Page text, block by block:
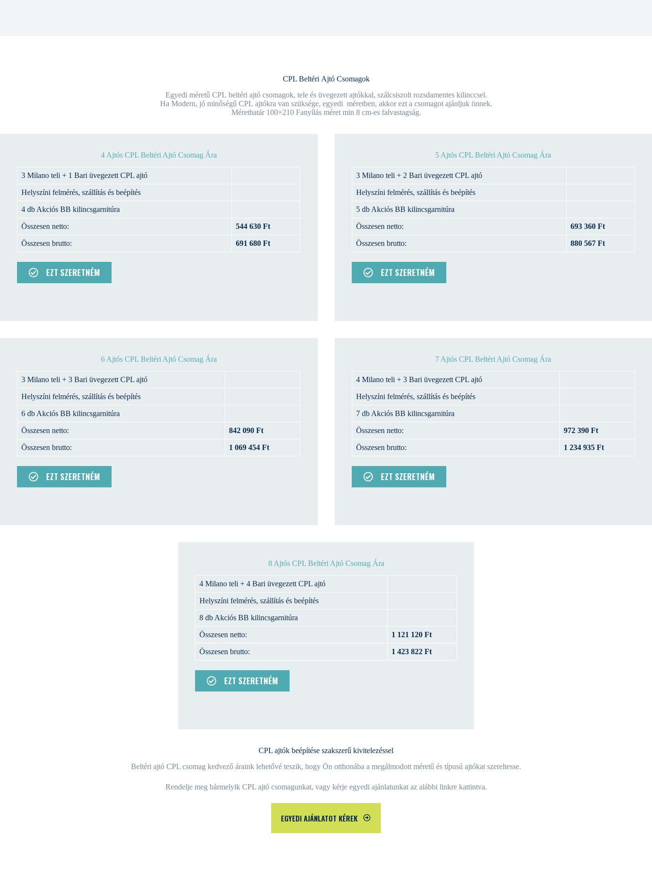
CPL Beltéri Ajtó Csomagok
Egyedi méretű CPL beltéri ajtó csomagok, tele és üvegezett ajtókkal, szálcsiszolt rozsdamentes kilinccsel.
Ha Modern, jó minőségű CPL ajtókra van szüksége, egyedi méretben, akkor ezt a csomagot ajánljuk önnek.
Mérethatár 100×210 Fanyílás méret min 8 cm-es falvastagság.
4 Ajtós CPL Beltéri Ajtó Csomag Ára
3 Milano teli + 1 Bari üvegezett CPL ajtó
Helyszíni felmérés, szállítás és beépítés
4 db Akciós BB kilincsgarnitúra
Összesen netto: 544 630 Ft
Összesen brutto: 691 680 Ft
EZT SZERETNÉM
5 Ajtós CPL Beltéri Ajtó Csomag Ára
3 Milano teli + 2 Bari üvegezett CPL ajtó
Helyszíni felmérés, szállítás és beépítés
5 db Akciós BB kilincsgarnitúra
Összesen netto: 693 360 Ft
Összesen brutto: 880 567 Ft
EZT SZERETNÉM
6 Ajtós CPL Beltéri Ajtó Csomag Ára
3 Milano teli + 3 Bari üvegezett CPL ajtó
Helyszíni felmérés, szállítás és beépítés
6 db Akciós BB kilincsgarnitúra
Összesen netto: 842 090 Ft
Összesen brutto: 1 069 454 Ft
EZT SZERETNÉM
7 Ajtós CPL Beltéri Ajtó Csomag Ára
4 Milano teli + 3 Bari üvegezett CPL ajtó
Helyszíni felmérés, szállítás és beépítés
7 db Akciós BB kilincsgarnitúra
Összesen netto: 972 390 Ft
Összesen brutto: 1 234 935 Ft
EZT SZERETNÉM
8 Ajtós CPL Beltéri Ajtó Csomag Ára
4 Milano teli + 4 Bari üvegezett CPL ajtó
Helyszíni felmérés, szállítás és beépítés
8 db Akciós BB kilincsgarnitúra
Összesen netto: 1 121 120 Ft
Összesen brutto: 1 423 822 Ft
EZT SZERETNÉM
CPL ajtók beépítése szakszerű kivitelezéssel
Beltéri ajtó CPL csomag kedvező áraink lehetővé teszik, hogy Ön otthonába a megálmodott méretű és típusú ajtókat szereltesse.
Rendelje meg bármelyik CPL ajtó csomagunkat, vagy kérje egyedi ajánlatunkat az alábbi linkre kattintva.
EGYEDI AJÁNLATOT KÉREK